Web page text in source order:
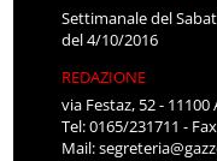
Settimanale del
del 4/10/2016
REDAZIONE
via Festaz, 52 - 11100
Tel: 0165/231711 -
Mail: